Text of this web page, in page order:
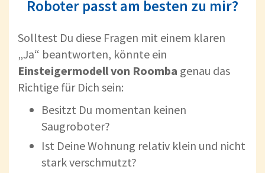
Roboter passt am besten zu mir?
Solltest Du diese Fragen mit einem klaren
„Ja“ beantworten, könnte ein
Einsteigermodell von Roomba genau das
Richtige für Dich sein:
Besitzt Du momentan keinen
Saugroboter?
Ist Deine Wohnung relativ klein und nicht
stark verschmutzt?